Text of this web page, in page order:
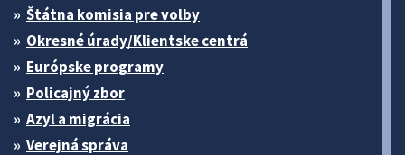
Štátna komisia pre volby
Okresné úrady/Klientske centrá
Európske programy
Policajný zbor
Azyl a migrácia
Verejná správa